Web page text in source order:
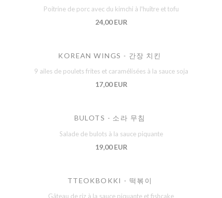
Poitrine de porc avec du kimchi à l'huître et tofu
24,00 EUR
KOREAN WINGS - 간장 치킨
9 ailes de poulets frites et caramélisées à la sauce soja
17,00 EUR
BULOTS - 소라 무침
Salade de bulots à la sauce piquante
19,00 EUR
TTEOKBOKKI - 떡볶이
Gâteau de riz à la sauce piquante et fishcake